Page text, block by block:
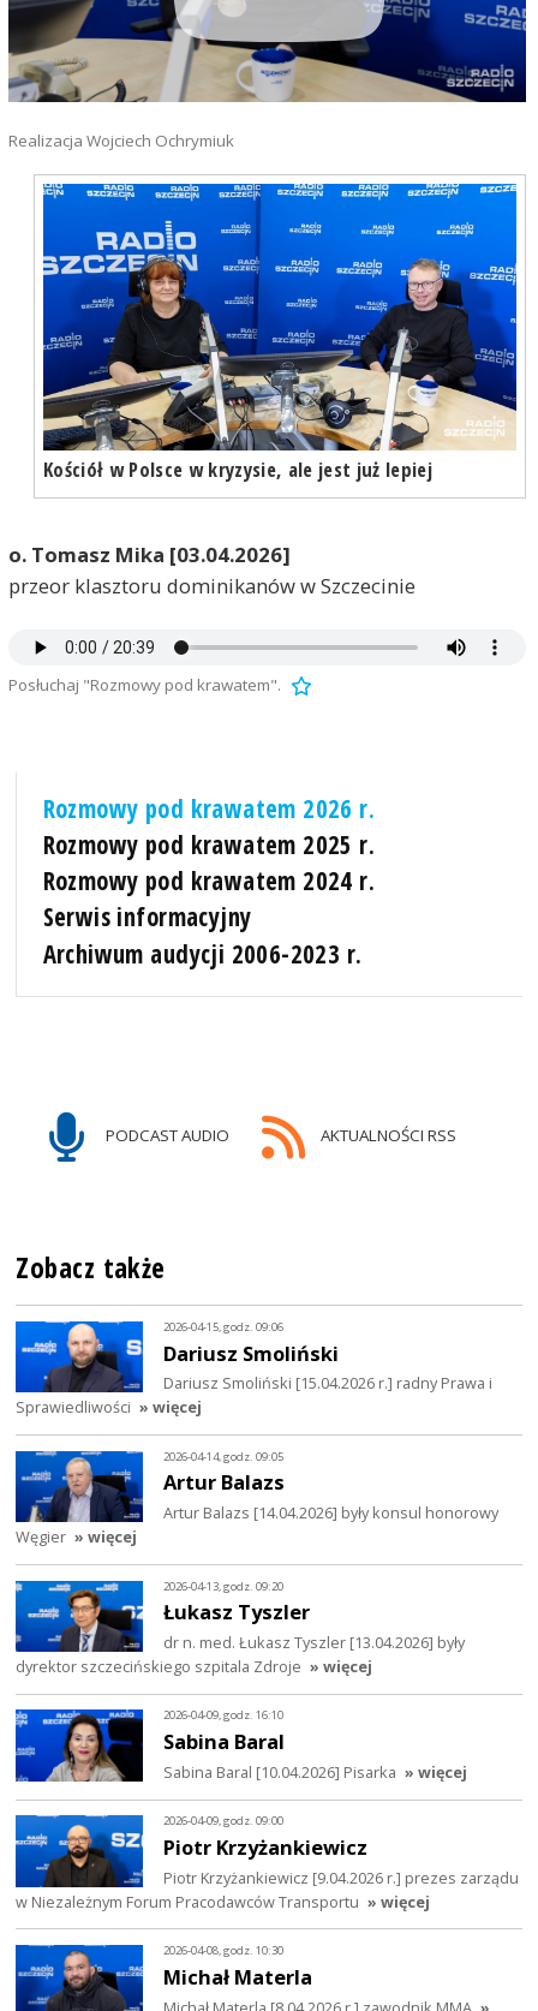
Realizacja Wojciech Ochrymiuk
Kościół w Polsce w kryzysie, ale jest już lepiej
o. Tomasz Mika [03.04.2026]
przeor klasztoru dominikanów w Szczecinie
Posłuchaj "Rozmowy pod krawatem".
Rozmowy pod krawatem 2026 r.
Rozmowy pod krawatem 2025 r.
Rozmowy pod krawatem 2024 r.
Serwis informacyjny
Archiwum audycji 2006-2023 r.
PODCAST AUDIO AKTUALNOŚCI RSS
Zobacz także
2026-04-15, godz. 09:06
Dariusz Smoliński
Dariusz Smoliński [15.04.2026 r.] radny Prawa i
Sprawiedliwości » więcej
2026-04-14, godz. 09:05
Artur Balazs
Artur Balazs [14.04.2026] były konsul honorowy
Węgier » więcej
2026-04-13, godz. 09:20
Łukasz Tyszler
dr n. med. Łukasz Tyszler [13.04.2026] były
dyrektor szczecińskiego szpitala Zdroje » więcej
2026-04-09, godz. 16:10
Sabina Baral
Sabina Baral [10.04.2026] Pisarka » więcej
2026-04-09, godz. 09:00
Piotr Krzyżankiewicz
Piotr Krzyżankiewicz [9.04.2026 r.] prezes zarządu
w Niezależnym Forum Pracodawców Transportu » więcej
2026-04-08, godz. 10:30
Michał Materla